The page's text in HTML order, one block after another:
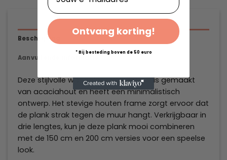
Beschrijving
Aanvullende informatie
Deze stijlvolle wandplank van 100 cm is gemaakt
van acaciahout en heeft een minimalistisch
ontwerp. Het stevige houten frame zorgt ervoor dat
de plank strak tegen de muur hangt. Verkrijgbaar in
drie lengtes, kun je deze plank mooi combineren
met de 150 cm en 200 cm versies voor een speelse
look.
Ontvang korting!
* Bij besteding boven de 50 euro